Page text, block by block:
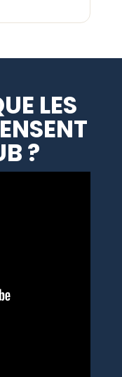
LES
?